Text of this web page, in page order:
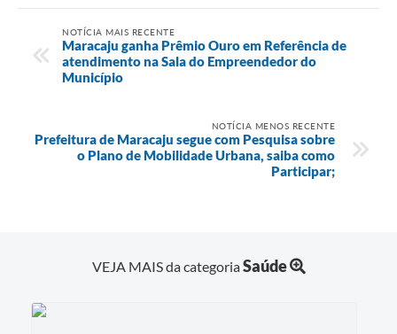
NOTÍCIA MAIS RECENTE
Maracaju ganha Prêmio Ouro em Referência de
atendimento na Sala do Empreendedor do
Município
NOTÍCIA MENOS RECENTE
Prefeitura de Maracaju segue com Pesquisa sobre
o Plano de Mobilidade Urbana, saiba como
Participar;
VEJA MAIS da categoriaSaúde